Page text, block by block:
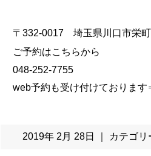
〒332-0017 埼玉県川口市栄
ご予約はこちらから
048-252-7755
web予約も受け付けておりま
2019年 2月 28日 ｜ カテゴリ